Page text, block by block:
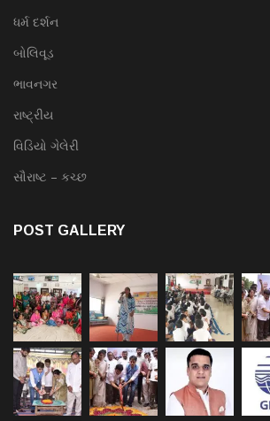
ધર્મ દર્શન
બોલિવૂડ
ભાવનગર
રાષ્ટ્રીય
વિડિયો ગેલેરી
સૌરાષ્ટ – કચ્છ
POST GALLERY